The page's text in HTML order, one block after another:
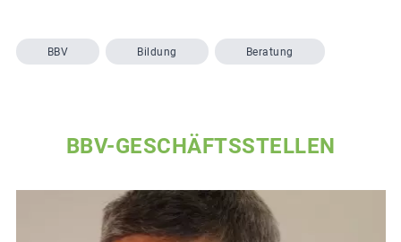
BBV Bildung Beratung
BBV-GESCHÄFTSSTELLEN